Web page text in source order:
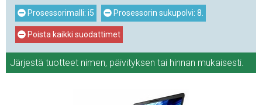
Prosessorimalli: i5 Prosessorin sukupolvi: 8.
Poista kaikki suodattimet
Järjestä tuotteet nimen, päivityksen tai hinnan mukaisesti.